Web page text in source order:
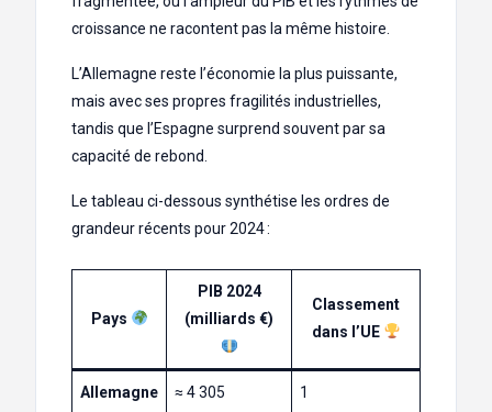
croissance ne racontent pas la même histoire.
L’Allemagne reste l’économie la plus puissante,
mais avec ses propres fragilités industrielles,
tandis que l’Espagne surprend souvent par sa
capacité de rebond.
Le tableau ci-dessous synthétise les ordres de
grandeur récents pour 2024 :
Pays
PIB 2024
(milliards €)
Classement
dans l’UE
Allemagne ≈ 4 305 1